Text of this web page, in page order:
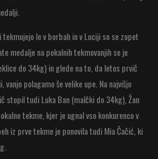
le v borbah in v Luciji so se zopet
medalje na pokalnih tekmovanjih se je
do 34kg) in glede na to, da letos prvič
polagamo še velike upe. Na najvišjo
stopil tudi Luka Ban (malčki do 34kg), Žan
tekme, kjer je ugnal vso konkurenco v
iz prve tekme je ponovila tudi Mia Čačić, ki